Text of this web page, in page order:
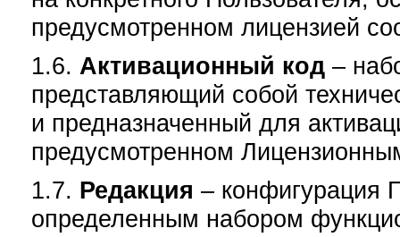
предусмотренном лицензией
1.6. Активационный код –
представляющий собой
и предназначенный для
предусмотренном
1.7. Редакция – конфигурация
определенным набором